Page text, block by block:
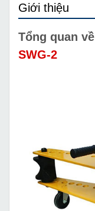
Giới thiệu
Tổng quan về
SWG-2